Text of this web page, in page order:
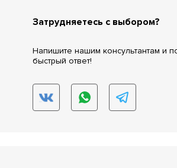
Затрудняетесь с выбором?
Напишите нашим консультантам и
быстрый ответ!